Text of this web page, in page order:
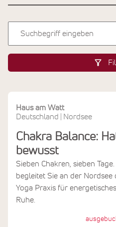
Haus am Watt
Deutschland
Nordsee
Chakra Balance:
bewusst
Sieben Chakren, sieben
begleitet Sie an der
Yoga Praxis für
Ruhe.